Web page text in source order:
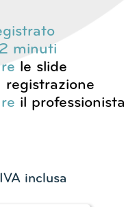
minuti
le slide
il professionista
IVA inclusa